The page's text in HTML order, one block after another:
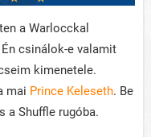
a Warlocckal
csinálok-e valamit
kimenetele.
mai Prince Keleseth. Be
a Shuffle rugóba.